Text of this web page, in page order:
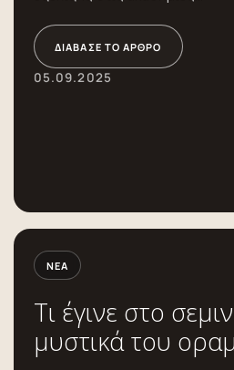
ΔΙΆΒΑΣΕ ΤΟ ΆΡΘΡΟ
05.09.2025
ΝΈΑ
Τι έγινε στο
μυστικά του